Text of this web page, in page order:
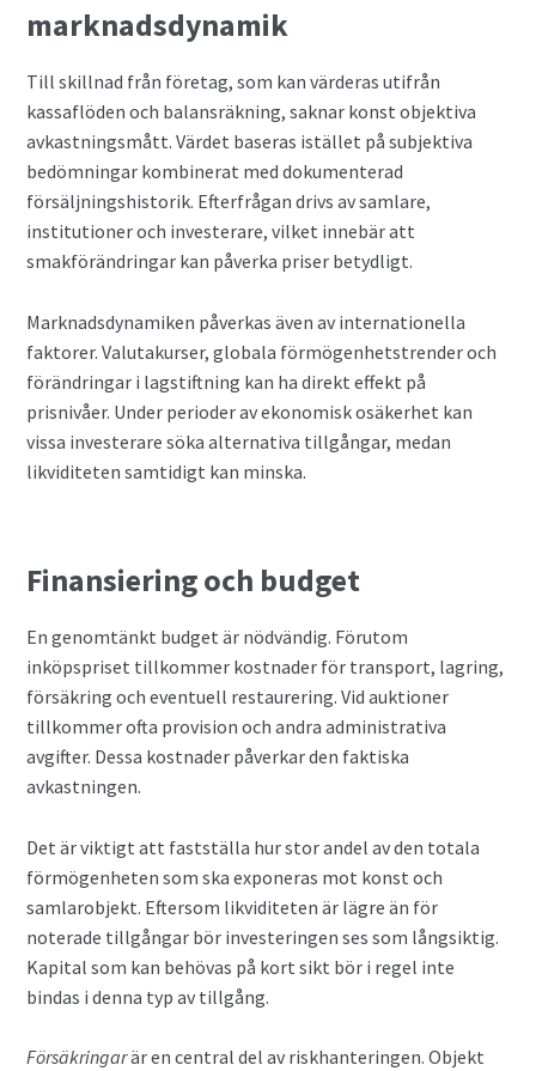
marknadsdynamik
Till skillnad från företag, som kan värderas utifrån
kassaflöden och balansräkning, saknar konst objektiva
avkastningsmått. Värdet baseras istället på subjektiva
bedömningar kombinerat med dokumenterad
försäljningshistorik. Efterfrågan drivs av samlare,
institutioner och investerare, vilket innebär att
smakförändringar kan påverka priser betydligt.
Marknadsdynamiken påverkas även av internationella
faktorer. Valutakurser, globala förmögenhetstrender och
förändringar i lagstiftning kan ha direkt effekt på
prisnivåer. Under perioder av ekonomisk osäkerhet kan
vissa investerare söka alternativa tillgångar, medan
likviditeten samtidigt kan minska.
Finansiering och budget
En genomtänkt budget är nödvändig. Förutom
inköpspriset tillkommer kostnader för transport, lagring,
försäkring och eventuell restaurering. Vid auktioner
tillkommer ofta provision och andra administrativa
avgifter. Dessa kostnader påverkar den faktiska
avkastningen.
Det är viktigt att fastställa hur stor andel av den totala
förmögenheten som ska exponeras mot konst och
samlarobjekt. Eftersom likviditeten är lägre än för
noterade tillgångar bör investeringen ses som långsiktig.
Kapital som kan behövas på kort sikt bör i regel inte
bindas i denna typ av tillgång.
Försäkringarär en central del av riskhanteringen. Objekt